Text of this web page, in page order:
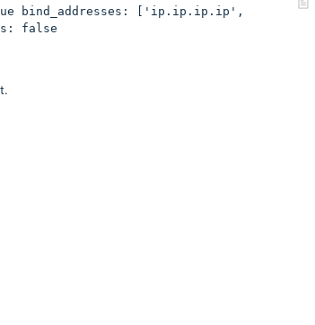
bind_addresses: ['ip.ip.ip.ip',
false